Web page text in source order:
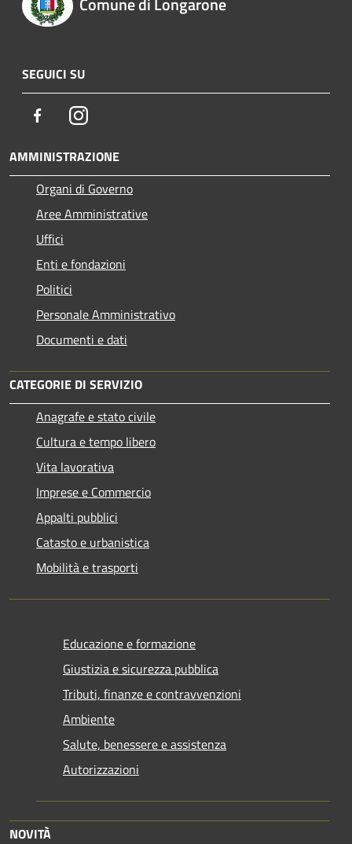
SEGUICI SU
FacebookInstagram
AMMINISTRAZIONE
Organi di Governo
Aree Amministrative
Uffici
Enti e fondazioni
Politici
Personale Amministrativo
Documenti e dati
CATEGORIE DI SERVIZIO
Anagrafe e stato civile
Cultura e tempo libero
Vita lavorativa
Imprese e Commercio
Appalti pubblici
Catasto e urbanistica
Mobilità e trasporti
Educazione e formazione
Giustizia e sicurezza pubblica
Tributi, finanze e contravvenzioni
Ambiente
Salute, benessere e assistenza
Autorizzazioni
NOVITÀ